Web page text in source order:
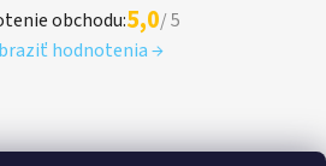
obchodu:5,0/ 5
hodnotenia →